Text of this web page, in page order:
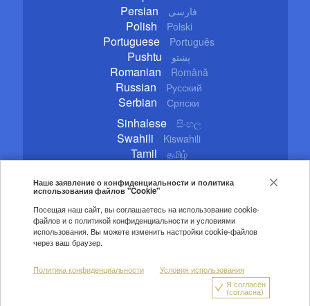
Persian فارسی
Polish Polski
Portuguese Português
Pushtu پښتو
Romanian Română
Russian Русский
Serbian Српски
Sinhalese සිංහල
Swahili Kiswahili
Tamil தமிழ்
Turkish Türkçe
Ukrainian
Urdu اردو
Vietnamese Tiếng Việt
Правила цитирования
Авторские права
О нас
Наше заявление о конфиденциальности и политика
использования файлов "Cookie"
Посещая наш сайт, вы соглашаетесь на использование cookie-
файлов и с политикой конфиденциальности и условиями
использования. Вы можете изменить настройки cookie-файлов
через ваш браузер.
Политика конфиденциальности
Условия использования
Я согласен
(согласна)